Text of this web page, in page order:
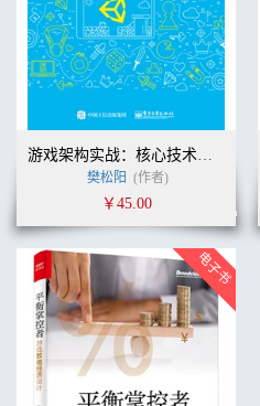
游戏架构实战：核心技术与面试精粹
樊松阳 (作者)
￥45.00